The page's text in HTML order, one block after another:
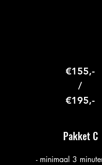
€155,-
/
€195,-
Pakket C
- minimaal 3